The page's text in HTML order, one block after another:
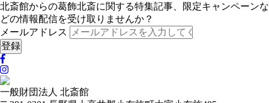
北斎館からの葛飾北斎に関する特集記事、限定キャンペーンな
どの情報配信を受け取りませんか？
メールアドレス
一般財団法人 北斎館